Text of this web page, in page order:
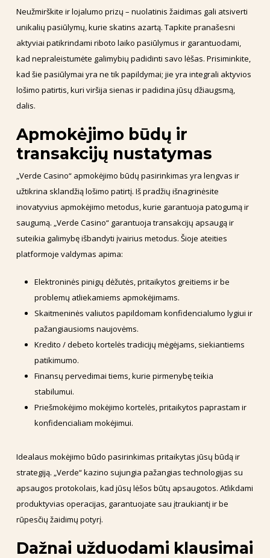
Neužmirškite ir lojalumo prizų – nuolatinis žaidimas gali atsiverti
unikalių pasiūlymų, kurie skatins azartą. Tapkite pranašesni
aktyviai patikrindami riboto laiko pasiūlymus ir garantuodami,
kad nepraleistumėte galimybių padidinti savo lėšas. Prisiminkite,
kad šie pasiūlymai yra ne tik papildymai; jie yra integrali aktyvios
lošimo patirtis, kuri viršija sienas ir padidina jūsų džiaugsmą,
dalis.
Apmokėjimo būdų ir
transakcijų nustatymas
„Verde Casino“ apmokėjimo būdų pasirinkimas yra lengvas ir
užtikrina sklandžią lošimo patirtį. Iš pradžių išnagrinėsite
inovatyvius apmokėjimo metodus, kurie garantuoja patogumą ir
saugumą. „Verde Casino“ garantuoja transakcijų apsaugą ir
suteikia galimybę išbandyti įvairius metodus. Šioje ateities
platformoje valdymas apima:
Elektroninės pinigų dėžutės, pritaikytos greitiems ir be
problemų atliekamiems apmokėjimams.
Skaitmeninės valiutos papildomam konfidencialumo lygiui ir
pažangiausioms naujovėms.
Kredito / debeto kortelės tradicijų mėgėjams, siekiantiems
patikimumo.
Finansų pervedimai tiems, kurie pirmenybę teikia
stabilumui.
Priešmokėjimo mokėjimo kortelės, pritaikytos paprastam ir
konfidencialiam mokėjimui.
Idealaus mokėjimo būdo pasirinkimas pritaikytas jūsų būdą ir
strategiją. „Verde“ kazino sujungia pažangias technologijas su
apsaugos protokolais, kad jūsų lėšos būtų apsaugotos. Atlikdami
produktyvias operacijas, garantuojate sau įtraukiantį ir be
rūpesčių žaidimų potyrį.
Dažnai užduodami klausimai